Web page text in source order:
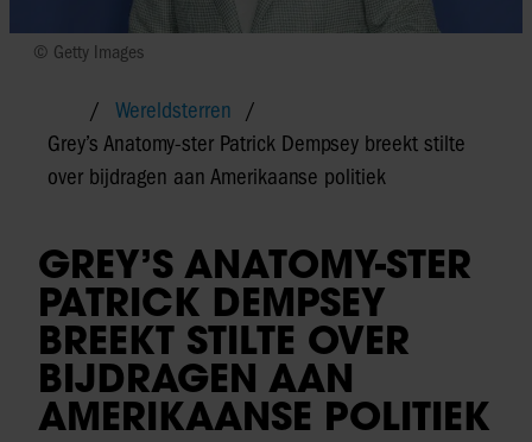
© Getty Images
Wereldsterren
Grey’s Anatomy-ster Patrick Dempsey breekt stilte
over bijdragen aan Amerikaanse politiek
GREY’S ANATOMY-STER
PATRICK DEMPSEY
BREEKT STILTE OVER
BIJDRAGEN AAN
AMERIKAANSE POLITIEK